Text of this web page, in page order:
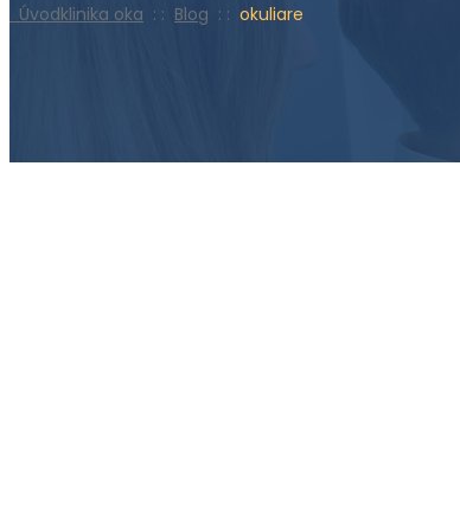
Úvodklinika oka : : Blog : : okuliare